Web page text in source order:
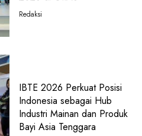
Redaksi
IBTE 2026 Perkuat Posisi
Indonesia sebagai Hub
Industri Mainan dan Produk
Bayi Asia Tenggara